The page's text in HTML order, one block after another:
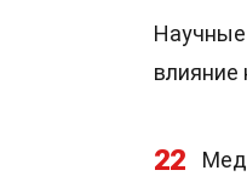
влияние
22